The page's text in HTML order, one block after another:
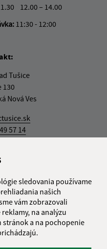
sledovania používame
našich
vám zobrazovali
na analýzu
stránok a na pochopenie
12.00 – 14.00
11:30 - 12:00
Tušice
130
Nová Ves
57 14